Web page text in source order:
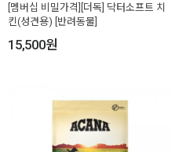
[멤버십 비밀가격][더독] 닥터소프트 치
킨(성견용) [반려동물]
15,500원